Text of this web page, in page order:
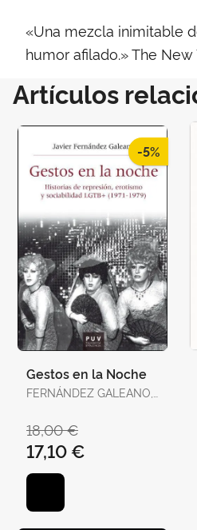
«Una mezcla inimitable
humor afilado.» The New
Artículos
-5%
Gestos en la Noche
FERNÁNDEZ GALEANO,
18,00 €
17,10 €